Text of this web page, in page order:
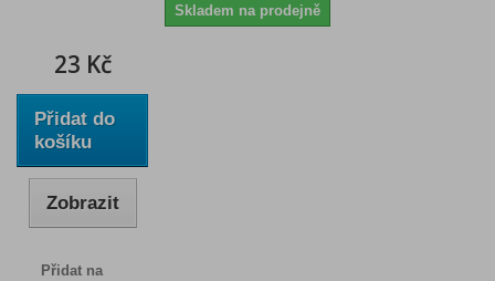
Skladem na prodejně
23 Kč
Přidat do
košíku
Zobrazit
Přidat na